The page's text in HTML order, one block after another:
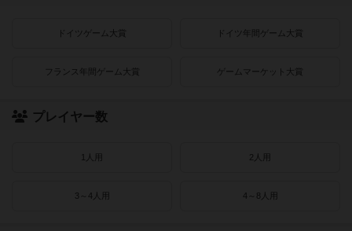
ドイツゲーム大賞 ドイツ年間ゲーム大賞
フランス年間ゲーム大賞 ゲームマーケット大賞
プレイヤー数
1人用 2人用
3～4人用 4～8人用